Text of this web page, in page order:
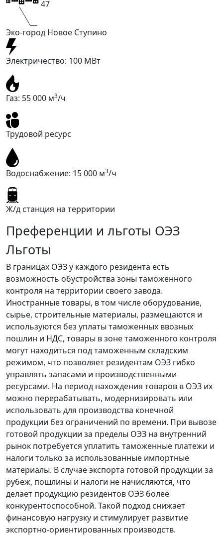
47
Эко-город Новое Ступино
Электричество: 100 МВт
Газ: 55 000 м3/ч
Трудовой ресурс
Водоснабжение: 15 000 м3/ч
Ж/д станция на территории
Преференции и льготы ОЭЗ
Льготы
В границах ОЭЗ у каждого резидента есть
возможность обустройства зоны таможенного
контроля на территории своего завода.
Иностранные товары, в том числе оборудование,
сырье, строительные материалы, размещаются и
используются без уплаты таможенных ввозных
пошлин и НДС, товары в зоне таможенного контроля
могут находиться под таможенным складским
режимом, что позволяет резидентам ОЭЗ гибко
управлять запасами и производственными
ресурсами. На период нахождения товаров в ОЭЗ их
можно перерабатывать, модернизировать или
использовать для производства конечной
продукции без ограничений по времени. При вывозе
готовой продукции за пределы ОЭЗ на внутренний
рынок потребуется уплатить таможенные платежи и
налоги только за использованные импортные
материалы. В случае экспорта готовой продукции за
рубеж, пошлины и налоги не начисляются, что
делает продукцию резидентов ОЭЗ более
конкурентоспособной. Такой подход снижает
финансовую нагрузку и стимулирует развитие
экспортно-ориентированных производств.